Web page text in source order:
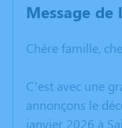
Message
Chère famille,
C’est avec une
annonçons le
janvier 2026 à